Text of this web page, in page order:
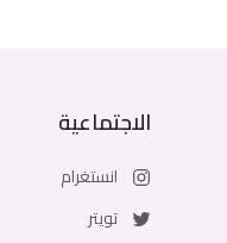
الاجتماعية
انستغرام
تويتر